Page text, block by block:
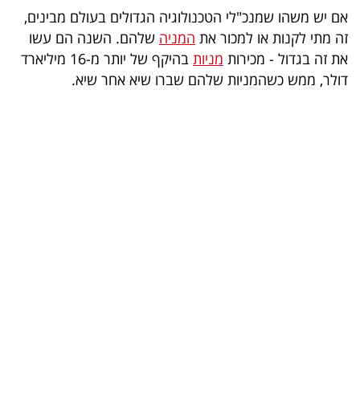
עסקי
ספורט
קריירה
אם יש משהו שמנכ"לי הטכנולוגיה הגדולים בעולם מבינים,
זה מתי לקנות או למכור את המניה שלהם. השנה הם עשו
את זה בגדול - מכירות מניות
בהיקף של יותר מ-16 מיליארד
דולר, ממש כשהמניות שלהם שברו שיא אחר שיא.